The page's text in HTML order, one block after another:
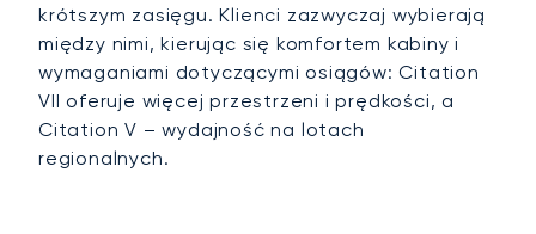
krótszym zasięgu. Klienci zazwyczaj wybierają
między nimi, kierując się komfortem kabiny i
wymaganiami dotyczącymi osiągów: Citation
VII oferuje więcej przestrzeni i prędkości, a
Citation V – wydajność na lotach
regionalnych.